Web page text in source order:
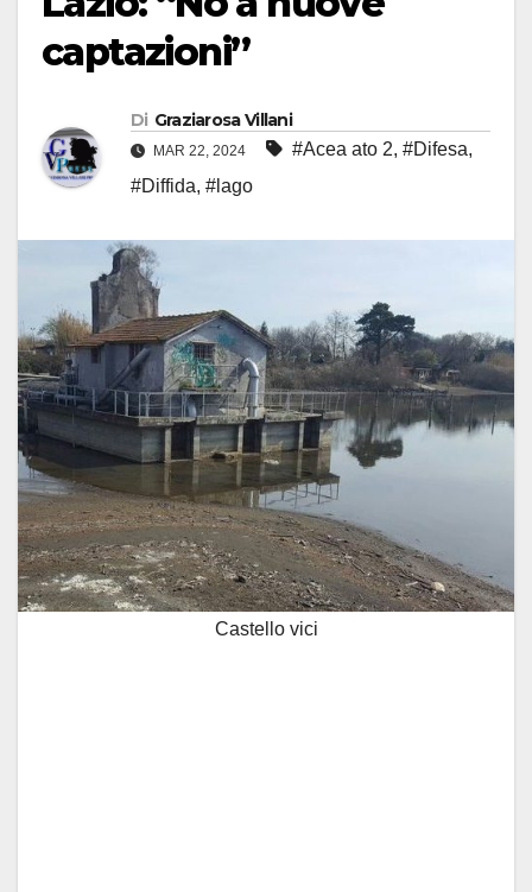
captazioni”
Di Graziarosa Villani
MAR 22, 2024 #Acea ato 2, #Difesa,
#Diffida, #lago
Castello vici